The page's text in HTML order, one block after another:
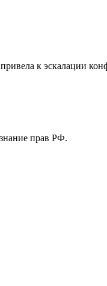
к эскалации
прав РФ.